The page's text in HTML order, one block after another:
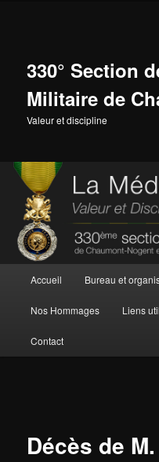
330° Section
Militaire de
Valeur et discipline
principal
Accueil Bureau et
Nos Hommages Liens
Contact
Décès de